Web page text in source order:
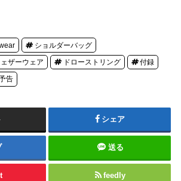
ショルダーバッグ
ザーウェア ドローストリング 付録
告
シェア
送る
feedly